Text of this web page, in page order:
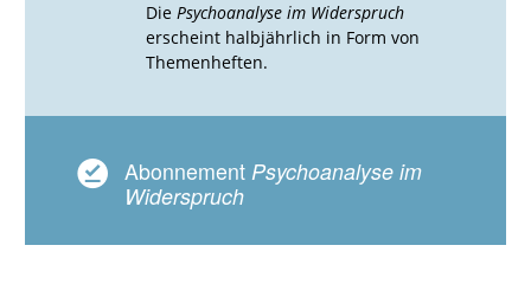
Die Psychoanalyse im Widerspruch
erscheint halbjährlich in Form von
Themenheften.
Abonnement Psychoanalyse im
Widerspruch